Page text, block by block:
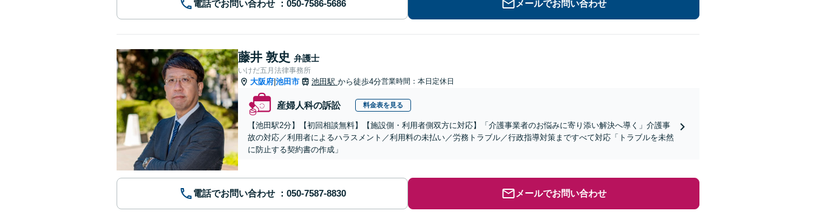
電話でお問い合わせ メールでお問い合わせ
藤井 敦史 弁護士
いけだ五月法律事務所
大阪府 池田市 池田駅 から徒歩4分営業時間：本日定休日
産婦人科の訴訟 料金表を見る
【池田駅2分】【初回相談無料】【施設側・利用者側双方に対応】「介護事業者のお悩みに寄り添い解決へ導く」介護事
故の対応／利用者によるハラスメント／利用料の未払い／労務トラブル／行政指導対策まですべて対応「トラブルを未然
に防止する契約書の作成」
電話でお問い合わせ メールでお問い合わせ